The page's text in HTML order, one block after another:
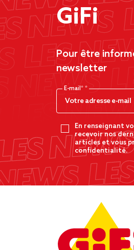
GiFi
Pour être
newsletter
E-mail*
En renseignant
recevoir nos
articles et vous
confidentialité.